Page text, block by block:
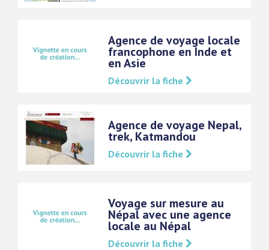
Agence de voyage locale
francophone en Inde et
en Asie
Découvrir la fiche
Agence de voyage Nepal,
trek, Katmandou
Découvrir la fiche
Voyage sur mesure au
Népal avec une agence
locale au Népal
Découvrir la fiche